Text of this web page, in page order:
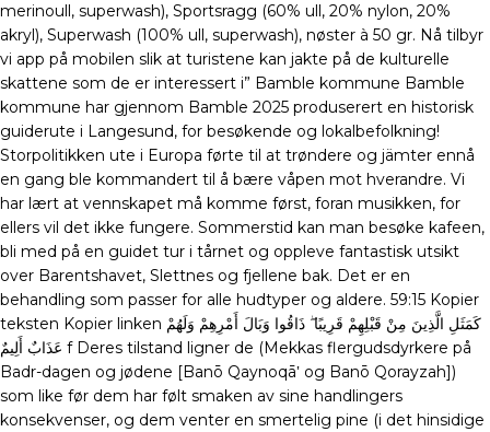
merinoull, superwash), Sportsragg (60% ull, 20% nylon, 20%
akryl), Superwash (100% ull, superwash), nøster à 50 gr. Nå tilbyr
vi app på mobilen slik at turistene kan jakte på de kulturelle
skattene som de er interessert i” Bamble kommune Bamble
kommune har gjennom Bamble 2025 produserert en historisk
guiderute i Langesund, for besøkende og lokalbefolkning!
Storpolitikken ute i Europa førte til at trøndere og jämter ennå
en gang ble kommandert til å bære våpen mot hverandre. Vi
har lært at vennskapet må komme først, foran musikken, for
ellers vil det ikke fungere. Sommerstid kan man besøke kafeen,
bli med på en guidet tur i tårnet og oppleve fantastisk utsikt
over Barentshavet, Slettnes og fjellene bak. Det er en
behandling som passer for alle hudtyper og aldere. 59:15 Kopier
teksten Kopier linken كَمَثَلِ الَّذِينَ مِنْ قَبْلِهِمْ قَرِيبًا ۖ ذَاقُوا وَبَالَ أَمْرِهِمْ وَلَهُمْ
عَذَابٌ أَلِيمٌ f Deres tilstand ligner de (Mekkas flergudsdyrkere på
Badr-dagen og jødene [Banō Qaynoqā‛ og Banō Qorayzah])
som like før dem har følt smaken av sine handlingers
konsekvenser, og dem venter en smertelig pine (i det hinsidige